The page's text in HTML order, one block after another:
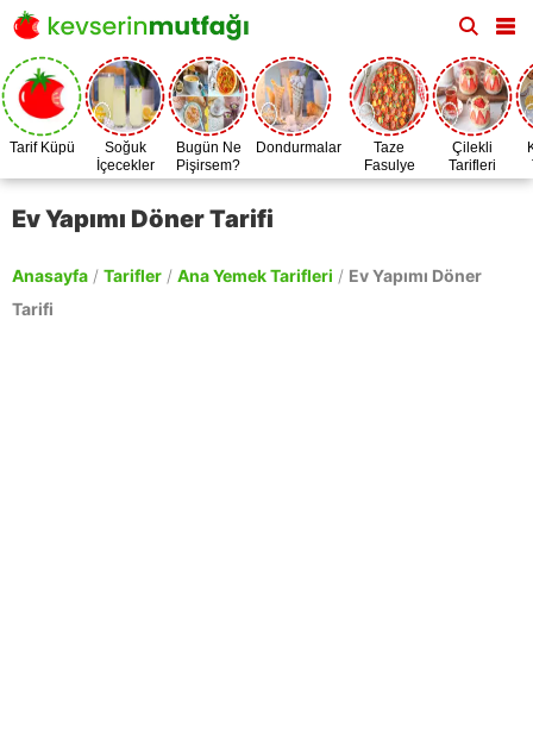
Tarif Küpü
Soğuk
İçecekler
Bugün Ne
Pişirsem?
Dondurmalar
Taze
Fasulye
Zamanı
Çilekli
Tarifleri
Ev Yapımı Döner Tarifi
Anasayfa / Tarifler / Ana Yemek Tarifleri / Ev Yapımı Döner
Tarifi